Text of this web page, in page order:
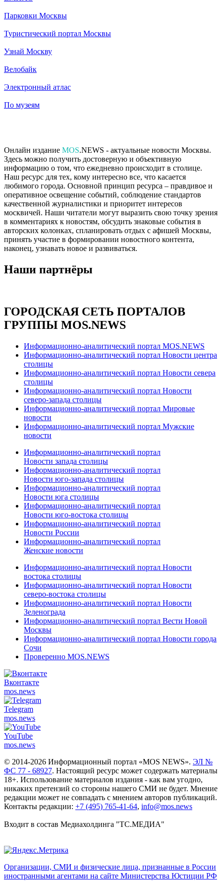
Парковки Москвы
Туристический портал Москвы
Узнай Москву
Велобайк
Электронный атлас
По музеям
Онлайн издание MOS.NEWS - актуальные новости Москвы.
Здесь можно получить достоверную и объективную
информацию о том, что ежедневно происходит в столице.
Наш ресурс для тех, кому интересно все, что касается
любимого города. Основной принцип ресурса – правдивое и
оперативное освещение событий, соблюдение стандартов
качественной журналистики и приоритет интересов
москвичей. Наши читатели могут выразить свою точку зрения
в комментариях к новостям, обсудить знаковые события в
авторских колонках, спланировать отдых с афишей Москвы,
принять участие в формировании новостного контента,
наконец, узнавать новое и развиваться.
Наши партнёры
ГОРОДСКАЯ СЕТЬ ПОРТАЛОВ
ГРУППЫ MOS.NEWS
Информационно-аналитический портал MOS.NEWS
Информационно-аналитический портал Новости центра
столицы
Информационно-аналитический портал Новости севера
столицы
Информационно-аналитический портал Новости
северо-запада столицы
Информационно-аналитический портал Мировые
новости
Информационно-аналитический портал Мужские
новости
Информационно-аналитический портал
Новости запада столицы
Информационно-аналитический портал
Новости юго-запада столицы
Информационно-аналитический портал
Новости юга столицы
Информационно-аналитический портал
Новости юго-востока столицы
Информационно-аналитический портал
Новости России
Информационно-аналитический портал
Женские новости
Информационно-аналитический портал Новости
востока столицы
Информационно-аналитический портал Новости
северо-востока столицы
Информационно-аналитический портал Новости
Зеленограда
Информационно-аналитический портал Вести Новой
Москвы
Информационно-аналитический портал Новости города
Сочи
Проверенно MOS.NEWS
Вконтакте
mos.news
Telegram
mos.news
YouTube
mos.news
© 2014-2026 Информационный портал «MOS NEWS». ЭЛ №
ФС 77 - 68927. Настоящий ресурс может содержать материалы
18+. Использование материалов издания - как вам угодно,
никаких претензий со стороны нашего СМИ не будет. Мнение
редакции может не совпадать с мнением авторов публикаций.
Контакты редакции: +7 (495) 765-41-64, info@mos.news
Входит в состав Медиахолдинга "ТС.МЕДИА"
Организации, СМИ и физические лица, признанные в России
иностранными агентами на сайте Министерства Юстиции РФ